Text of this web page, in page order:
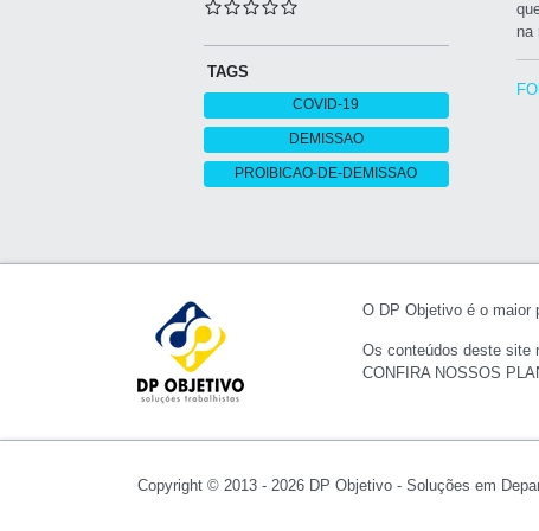
TAGS
COVID-19
DEMISSAO
PROIBICAO-DE-DEMISSAO
na
O DP Objetivo é o maior
Os conteúdos deste site
CONFIRA NOSSOS
Copyright © 2013 - 2026 DP Objetivo - Soluções em